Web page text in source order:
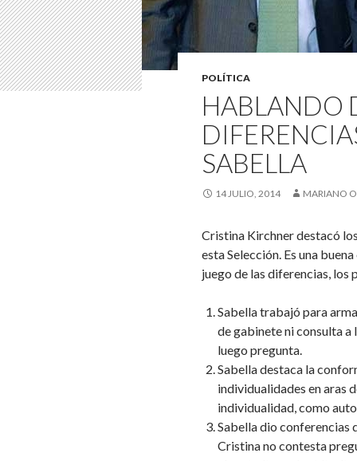
POLÍTICA
HABLANDO
SABELLA
14 JULIO, 2014 MARIANO
Cristina Kirchner destacó
esta Selección. Es una
juego de las diferencias, los
Sabella trabajó para
de gabinete ni consulta a
luego pregunta.
Sabella destaca la
individualidades en aras
individualidad, como
Sabella dio conferencias
Cristina no contesta